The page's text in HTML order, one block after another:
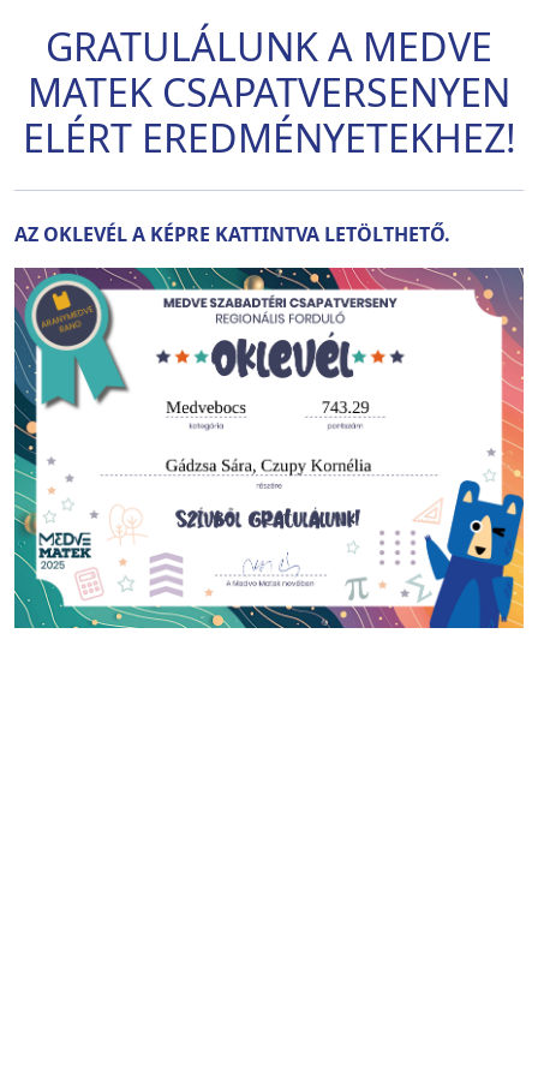
GRATULÁLUNK A MEDVE
MATEK CSAPATVERSENYEN
ELÉRT EREDMÉNYETEKHEZ!
AZ OKLEVÉL A KÉPRE KATTINTVA LETÖLTHETŐ.